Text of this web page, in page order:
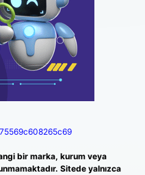
bir marka, kurum veya
Sitede yalnızca